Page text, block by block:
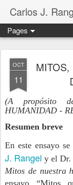
Carlos J.
Pages
OCT
11
MITOS,
(A propósito
HUMANIDAD -
Resumen breve
En este ensayo
J. Rangel y el Dr.
Mitos de nuestra
ensayo “Mitos